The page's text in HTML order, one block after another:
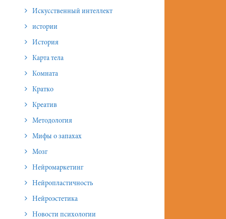
Искусственный интеллект
истории
История
Карта тела
Комната
Кратко
Креатив
Методология
Мифы о запахах
Мозг
Нейромаркетинг
Нейропластичность
Нейроэстетика
Новости психологии